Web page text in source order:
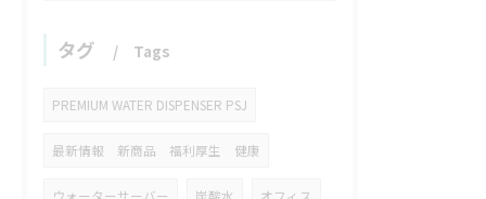
タグ Tags
PREMIUM WATER DISPENSER PSJ
最新情報 新商品 福利厚生 健康